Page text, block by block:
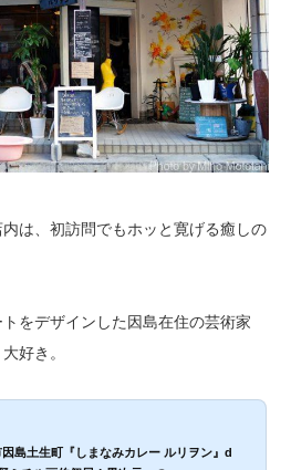
は、初訪問でもホッと寛げる癒しの
をデザインした因島在住の芸術家
好き。
因島土生町『しまなみカレー ルリヲン』d